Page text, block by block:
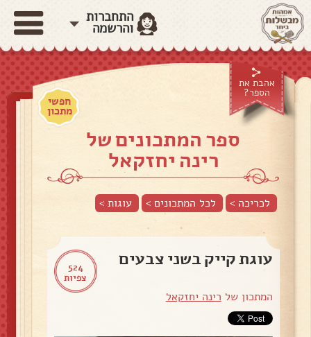
התחברות
והרשמה
אהבת את
הספר?
חפשי
מתכון
ספר המתכונים של
רינה יחזקאל
לכריכה > לכל המתכונים > עוגות>
524
צפיות
עוגת קייק בשני צבעים
המתכון של רינה יחזקאל